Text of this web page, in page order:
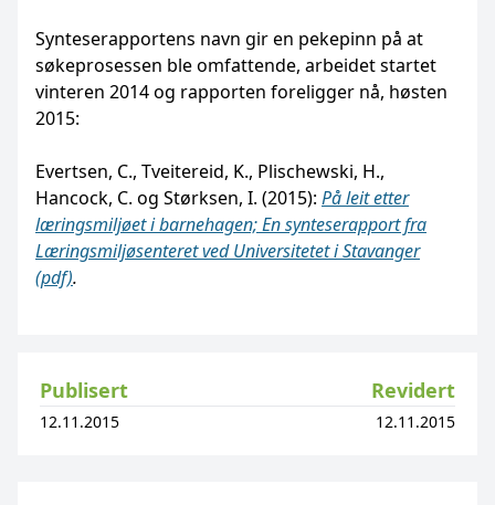
Synteserapportens navn gir en pekepinn på at
søkeprosessen ble omfattende, arbeidet startet
vinteren 2014 og rapporten foreligger nå, høsten
2015:
Evertsen, C., Tveitereid, K., Plischewski, H.,
Hancock, C. og Størksen, I. (2015): På leit etter
læringsmiljøet i barnehagen;En synteserapport fra
Læringsmiljøsenteret ved Universitetet i Stavanger
(pdf).
Publisert Revidert
12.11.2015 12.11.2015